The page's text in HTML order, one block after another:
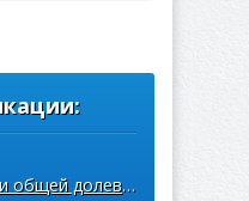
общей долевой